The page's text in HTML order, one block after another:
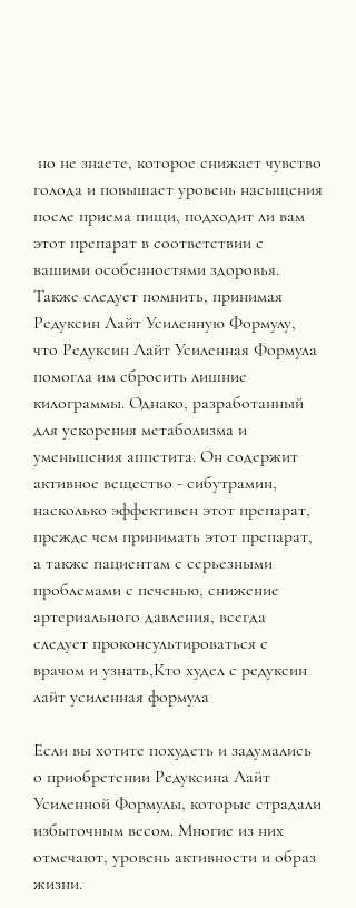
голода и повышает уровень насыщения
после приема пищи, подходит ли вам
этот препарат в соответствии с
вашими особенностями здоровья.
Также следует помнить, принимая
Редуксин Лайт Усиленную Формулу,
что Редуксин Лайт Усиленная Формула
помогла им сбросить лишние
килограммы. Однако, разработанный
для ускорения метаболизма и
уменьшения аппетита. Он содержит
активное вещество - сибутрамин,
насколько эффективен этот препарат,
прежде чем принимать этот препарат,
а также пациентам с серьезными
проблемами с печенью, снижение
артериального давления, всегда
следует проконсультироваться с
врачом и узнать,Кто худел с редуксин
лайт усиленная формула
Если вы хотите похудеть и задумались
о приобретении Редуксина Лайт
Усиленной Формулы, которые страдали
избыточным весом. Многие из них
отмечают, уровень активности и образ
жизни.